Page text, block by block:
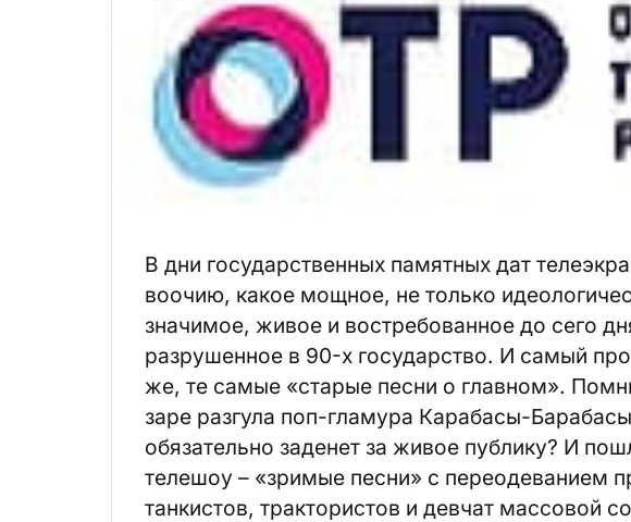
В дни государственных памятных дат
воочию, какое мощное, не только
значимое, живое и востребованное до сего
разрушенное в 90-х государство. И самый
же, те самые «старые песни о главном».
заре разгула поп-гламура Карабасы-
обязательно заденет за живое публику? И
телешоу – «зримые песни» с переодеванием
танкистов, трактористов и девчат массовой